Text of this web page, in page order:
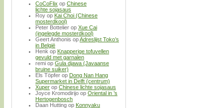
CoCoFlix op Chinese
lichte sojasaus
Roy op Kai Choi (Chinese
mosterdkool)
Peter Bottelier op Xue Cai
(ingelegde mosterdkool)
Geert Anthonis opAdreslijst Toko’s
in België
Henk op Knapperige tofuvellen
gevuld met garnalen
remi op Gula djawa (Javaanse
bruine suiker)
Els Töpfer op Dong Nan Hang
Supermarket in Delft (centrum)
Xuper op Chinese lichte sojasaus
Joyce Kromodirijo op Oriental in ’s
Hertogenbosch
Daan Hutting op Konnyaku